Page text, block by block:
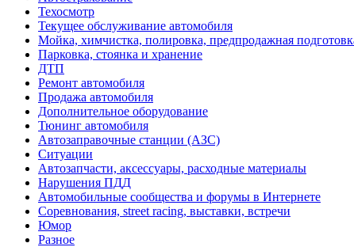
Техосмотр
Текущее обслуживание автомобиля
Мойка, химчистка, полировка, предпродажная
Парковка, стоянка и хранение
ДТП
Ремонт автомобиля
Продажа автомобиля
Дополнительное оборудование
Тюнинг автомобиля
Автозаправочные станции (АЗС)
Ситуации
Автозапчасти, аксессуары, расходные материалы
Нарушения ПДД
Автомобильные сообщества и форумы в Интернете
Соревнования, street racing, выставки, встречи
Юмор
Разное